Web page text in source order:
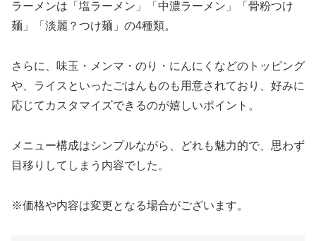
ラーメンは「塩ラーメン」「中濃ラーメン」「骨粉つけ
麺」「淡麗？つけ麺」の4種類。
さらに、味玉・メンマ・のり・にんにくなどのトッピング
や、ライスといったごはんものも用意されており、好みに
応じてカスタマイズできるのが嬉しいポイント。
メニュー構成はシンプルながら、どれも魅力的で、思わず
目移りしてしまう内容でした。
※価格や内容は変更となる場合がございます。